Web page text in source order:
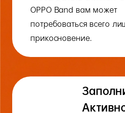
OPPO Band вам может
потребоваться всего
прикосновение.